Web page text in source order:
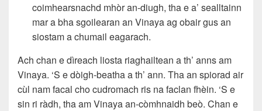
coimhearsnachd mhòr an‑diugh, tha e a’ sealltainn
mar a bha sgoilearan an Vinaya ag obair gus an
siostam a chumail eagarach.
Ach chan e dìreach liosta riaghailtean a th’ anns am
Vinaya. ‘S e dòigh‑beatha a th’ ann. Tha an spiorad air
cùl nam facal cho cudromach ris na faclan fhèin. ‘S e
sin ri ràdh, tha am Vinaya an‑còmhnaidh beò. Chan e